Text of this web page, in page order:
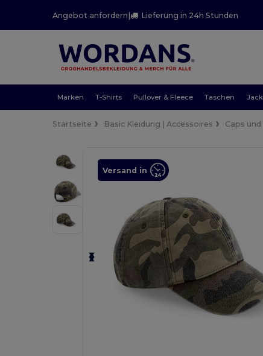
Angebot anfordern| Lieferung in 24h Stunden
Marken T-Shirts Pullover & Fleece Taschen
Startseite Basic Kleidung | Accessoires Caps
Versand in